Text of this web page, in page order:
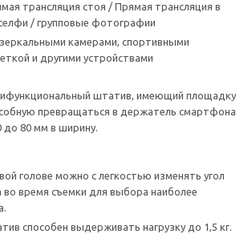
трансляция стоя / Прямая трансляция в
/ групповые фотографии
камерами, спортивными
и другими устройствами
штатив, имеющий площадку
превращаться в держатель смартфона
до 80 мм в ширину.
голове можно с легкостью изменять угол
во время съемки для выбора наиболее
способен выдерживать нагрузку до 1,5 кг.